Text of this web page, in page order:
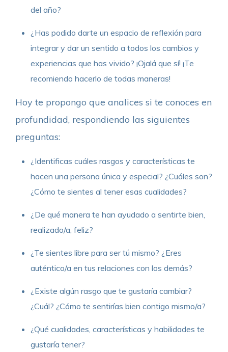
del año?
¿Has podido darte un espacio de reflexión para
integrar y dar un sentido a todos los cambios y
experiencias que has vivido? ¡Ojalá que sí! ¡Te
recomiendo hacerlo de todas maneras!
Hoy te propongo que analices si te conoces en
profundidad, respondiendo las siguientes
preguntas:
¿Identificas cuáles rasgos y características te
hacen una persona única y especial? ¿Cuáles son?
¿Cómo te sientes al tener esas cualidades?
¿De qué manera te han ayudado a sentirte bien,
realizado/a, feliz?
¿Te sientes libre para ser tú mismo? ¿Eres
auténtico/a en tus relaciones con los demás?
¿Existe algún rasgo que te gustaría cambiar?
¿Cuál? ¿Cómo te sentirías bien contigo mismo/a?
¿Qué cualidades, características y habilidades te
gustaría tener?